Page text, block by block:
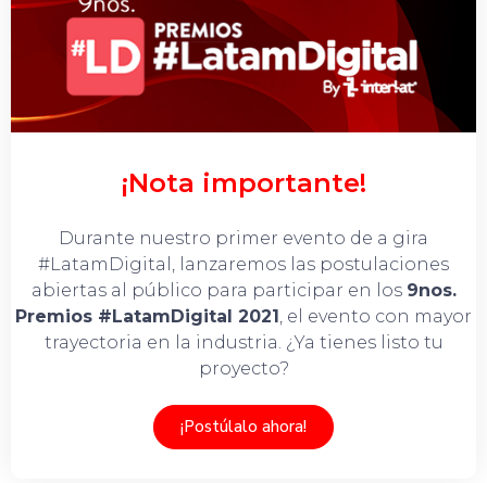
¡Nota importante!
Durante nuestro primer evento de a gira
#LatamDigital, lanzaremos las postulaciones
abiertas al público para participar en los 9nos.
Premios #LatamDigital 2021 , el evento con mayor
trayectoria en la industria. ¿Ya tienes listo tu
proyecto?
¡Postúlalo ahora!